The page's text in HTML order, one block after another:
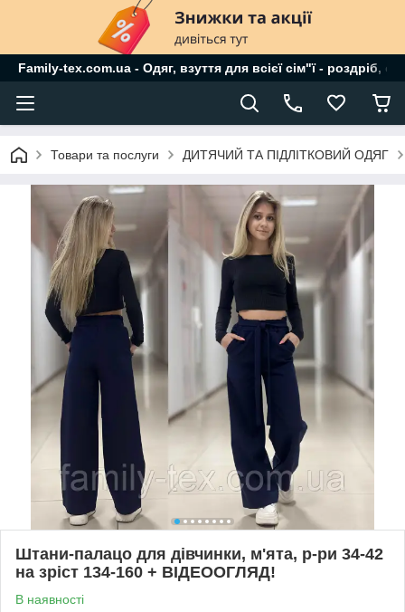
Family-tex.com.ua - Одяг, взуття для всієї сім"ї - роздріб,
Товари та послуги ДИТЯЧИЙ ТА ПІДЛІТКОВИЙ ОДЯГ
Штани-палацо для дівчинки, м'ята, р-ри 34-42
на зріст 134-160 + ВІДЕООГЛЯД!
В наявності